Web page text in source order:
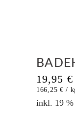
19,95 €
166,25 € /
inkl. 19